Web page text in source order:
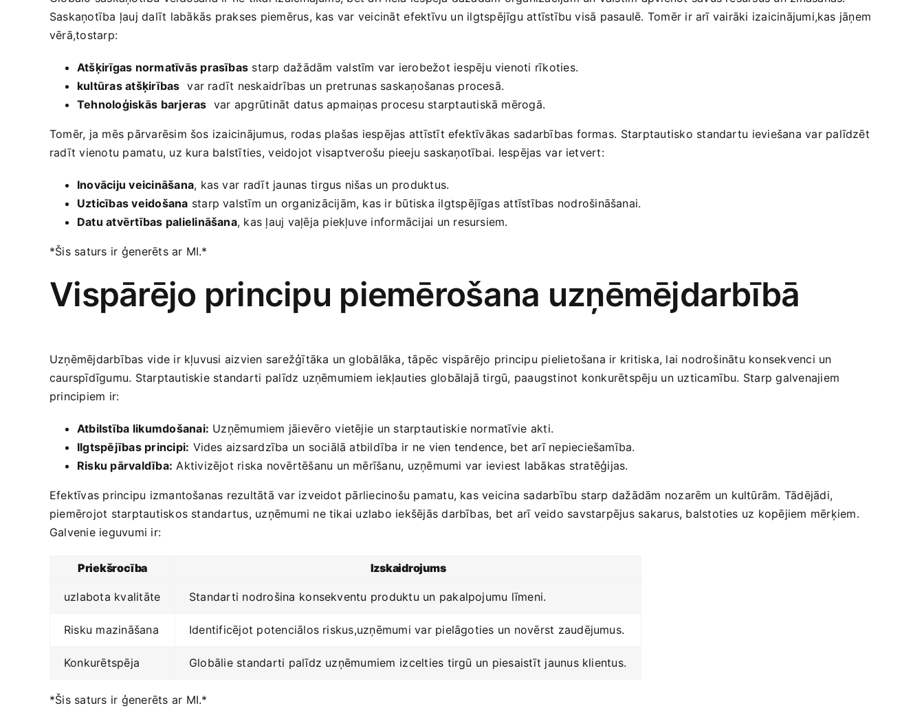
Saskaņotība ļauj ​dalīt ⁤labākās prakses piemērus, kas var veicināt⁢ efektīvu un ilgtspējīgu attīstību visā pasaulē. ‍Tomēr ir arī vairāki izaicinājumi,kas jāņem
vērā,tostarp:
Atšķirīgas normatīvās prasības starp dažādām valstīm var ierobežot iespēju​ vienoti rīkoties.
kultūras atšķirības ⁣ var radīt neskaidrības⁢ un pretrunas saskaņošanas procesā.
Tehnoloģiskās⁣ barjeras ‍ var apgrūtināt ‍datus apmaiņas procesu starptautiskā mērogā.
Tomēr,‌ ja ‌mēs pārvarēsim šos izaicinājumus, rodas plašas iespējas attīstīt efektīvākas sadarbības formas.⁣ Starptautisko standartu ⁣ieviešana var palīdzēt
radīt ‌vienotu pamatu, uz kura balstīties,⁢ veidojot visaptverošu pieeju saskaņotībai. Iespējas ⁤var ietvert:
Inovāciju veicināšana, kas ‌var ⁣radīt​ jaunas ⁢tirgus nišas un produktus.
Uzticības veidošana starp‌ valstīm ‍un organizācijām, ‍kas ir būtiska ‌ilgtspējīgas attīstības nodrošināšanai.
Datu atvērtības palielināšana, ‌kas ļauj vaļēja piekļuve informācijai un resursiem.
*Šis saturs ir ⁢ģenerēts ar MI.*
Vispārējo principu piemērošana uzņēmējdarbībā
Uzņēmējdarbības ⁢vide ‌ir kļuvusi aizvien sarežģītāka un globālāka, ‍tāpēc vispārējo principu pielietošana ir kritiska, lai nodrošinātu konsekvenci un
caurspīdīgumu. Starptautiskie standarti ⁤palīdz​ uzņēmumiem iekļauties globālajā tirgū, ‌paaugstinot konkurētspēju⁣ un ‍uzticamību. Starp galvenajiem
principiem ir:
Atbilstība ⁣likumdošanai: Uzņēmumiem jāievēro ⁢vietējie⁢ un starptautiskie normatīvie ⁣akti.
Ilgtspējības principi: Vides aizsardzība un sociālā atbildība ⁣ir ne vien tendence, ‍bet arī nepieciešamība.
Risku​ pārvaldība: Aktivizējot riska novērtēšanu un ​mērīšanu, uzņēmumi var ieviest labākas stratēģijas.
Efektīvas principu izmantošanas rezultātā var izveidot pārliecinošu pamatu, kas veicina sadarbību starp dažādām​ nozarēm un kultūrām. Tādējādi,
piemērojot starptautiskos standartus, uzņēmumi ne tikai ‌uzlabo iekšējās darbības, bet arī veido savstarpējus‌ sakarus, balstoties uz kopējiem mērķiem.
Galvenie ieguvumi ir:
Priekšrocība Izskaidrojums
uzlabota ‌kvalitāte Standarti nodrošina ⁤konsekventu​ produktu un pakalpojumu līmeni.
Risku mazināšana Identificējot potenciālos riskus,uzņēmumi var pielāgoties un novērst zaudējumus.
Konkurētspēja Globālie standarti palīdz uzņēmumiem ⁣izcelties tirgū un piesaistīt jaunus klientus.
*Šis saturs ir ģenerēts ⁢ar MI.*